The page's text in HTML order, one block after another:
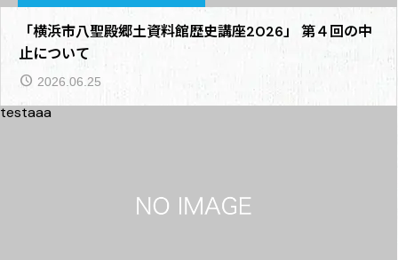
「横浜市八聖殿郷土資料館歴史講座2026」 第４回の中
止について
2026.06.25
testaaa